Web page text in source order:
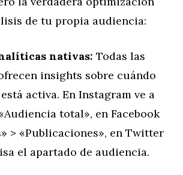
de tu propia audiencia:
nativas: Todas las
insights sobre cuándo
activa. En Instagram ve a
total», en Facebook
> «Publicaciones», en Twitter
el apartado de audiencia.